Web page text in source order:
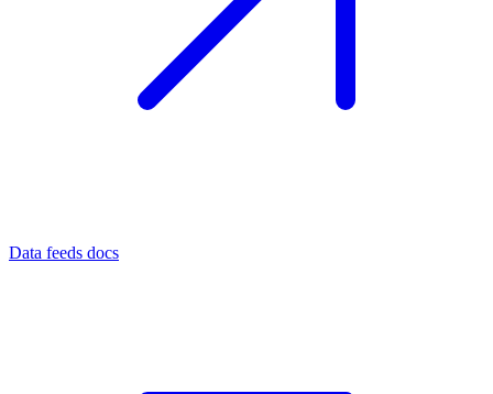
Data feeds docs